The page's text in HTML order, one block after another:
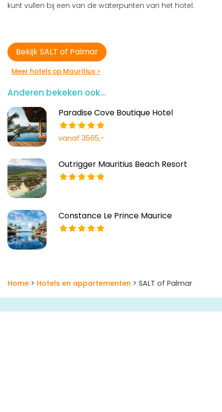
kunt vullen bij een van de waterpunten van het hotel.
Bekijk SALT of Palmar
Meer hotels op Mauritius >
Anderen bekeken ook...
Paradise Cove Boutique Hotel
vanaf 3565,-
Outrigger Mauritius Beach Resort
Constance Le Prince Maurice
Home > Hotels en appartementen > SALT of Palmar